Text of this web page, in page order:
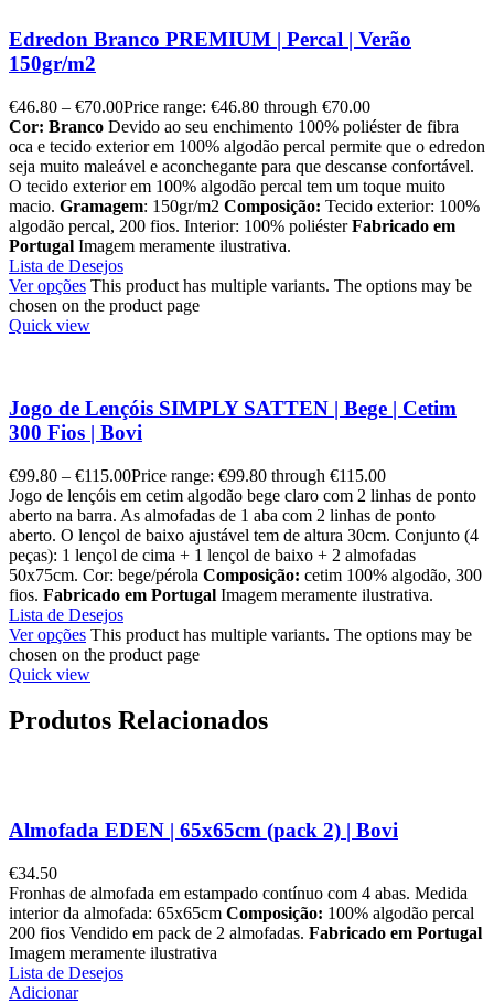
Edredon Branco PREMIUM | Percal | Verão
150gr/m2
€46.80 – €70.00Price range: €46.80 through €70.00
Cor: Branco Devido ao seu enchimento 100% poliéster de fibra
oca e tecido exterior em 100% algodão percal permite que o edredon
seja muito maleável e aconchegante para que descanse confortável.
O tecido exterior em 100% algodão percal tem um toque muito
macio. Gramagem: 150gr/m2 Composição: Tecido exterior: 100%
algodão percal, 200 fios. Interior: 100% poliésterFabricado em
Portugal Imagem meramente ilustrativa.
Lista de Desejos
Ver opções This product has multiple variants. The options may be
chosen on the product page
Quick view
Jogo de Lençóis SIMPLY SATTEN | Bege | Cetim
300 Fios | Bovi
€99.80 – €115.00Price range: €99.80 through €115.00
Jogo de lençóis em cetim algodão bege claro com 2 linhas de ponto
aberto na barra. As almofadas de 1 aba com 2 linhas de ponto
aberto. O lençol de baixo ajustável tem de altura 30cm. Conjunto (4
peças): 1 lençol de cima + 1 lençol de baixo + 2 almofadas
50x75cm. Cor: bege/pérola Composição: cetim 100% algodão, 300
fios. Fabricado em Portugal Imagem meramente ilustrativa.
Lista de Desejos
Ver opções This product has multiple variants. The options may be
chosen on the product page
Quick view
Produtos Relacionados
Almofada EDEN | 65x65cm (pack 2) | Bovi
€34.50
Fronhas de almofada em estampado contínuo com 4 abas. Medida
interior da almofada: 65x65cm Composição: 100% algodão percal
200 fios Vendido em pack de 2 almofadas. Fabricado em Portugal
Imagem meramente ilustrativa
Lista de Desejos
Adicionar